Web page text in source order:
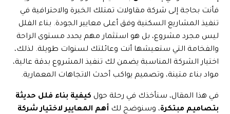
فأنت بحاجة إلى شركة مقاولات تمتلك الخبرة والاحترافية في
تنفيذ المشاريع السكنية وفق أعلى معايير الجودة. بناء الفلل
ليس مجرد مشروع، بل هو استثمار مهم يحدد مستوى الراحة
والفخامة التي ستعيشها أنت وعائلتك لسنوات طويلة. لذلك،
اختيار الشركة المناسبة يضمن لك تنفيذ المشروع بدقة عالية،
مواد بناء متينة، وتصميم يواكب أحدث الاتجاهات المعمارية.
في هذا المقال، سنأخذك في رحلة حول كيفية بناء فلل حديثة
بتصاميم مبتكرة، وسنوضح لك أهم المعايير لاختيار شركة